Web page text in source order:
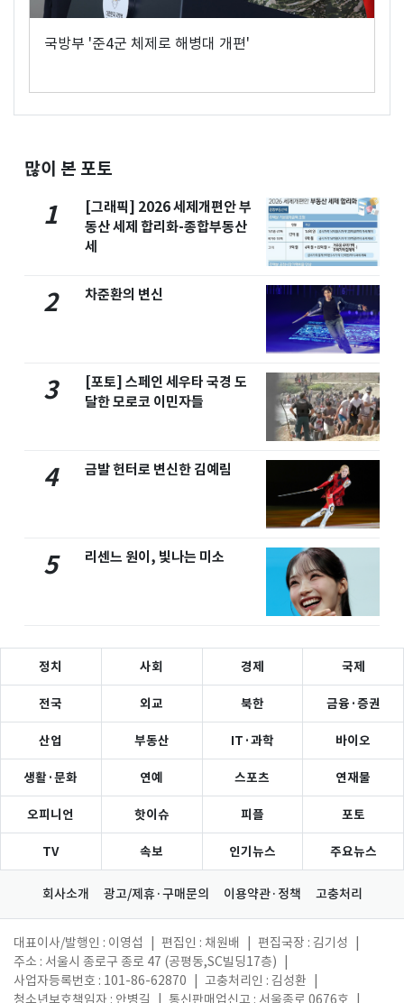
국방부 '준4군 체제로 해병대 개편'
많이 본 포토
1
[그래픽] 2026 세제개편안 부
동산 세제 합리화-종합부동산
세
2 차준환의 변신
3
[포토] 스페인 세우타 국경 도
달한 모로코 이민자들
4 금발 헌터로 변신한 김예림
5 리센느 원이, 빛나는 미소
정치 사회 경제 국제
전국 외교 북한 금융·증권
산업 부동산 IT·과학 바이오
생활·문화 연예 스포츠 연재물
오피니언 핫이슈 피플 포토
TV 속보 인기뉴스 주요뉴스
회사소개 광고/제휴·구매문의 이용약관·정책 고충처리
대표이사/발행인 : 이영섭 편집인 : 채원배 편집국장 : 김기성
주소 : 서울시 종로구 종로 47 (공평동,SC빌딩17층)
사업자등록번호 : 101-86-62870
고충처리인 : 김성환
청소년보호책임자 : 안병길
통신판매업신고 : 서울종로 0676호